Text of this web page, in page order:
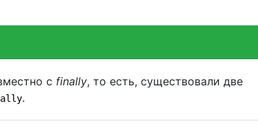
с finally, то есть, существовали две
.